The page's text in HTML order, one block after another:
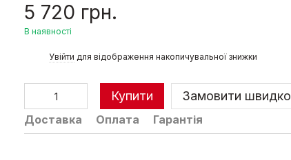
5 720 грн.
В наявності
Увійти для відображення накопичувальної знижки
Купити Замовити швидко
Доставка Оплата Гарантія